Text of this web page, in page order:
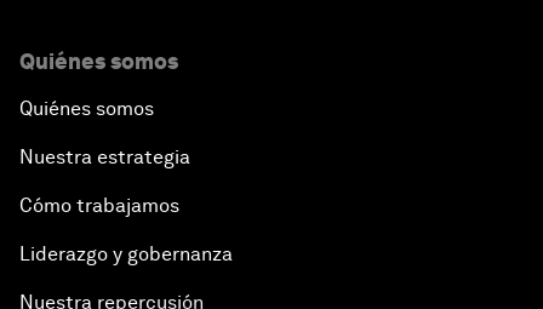
Quiénes somos
Quiénes somos
Nuestra estrategia
Cómo trabajamos
Liderazgo y gobernanza
Nuestra repercusión